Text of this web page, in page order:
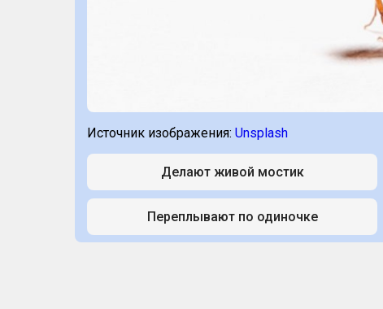
Источник изображения: Unsplash
Делают живой мостик
Переплывают по одиночке